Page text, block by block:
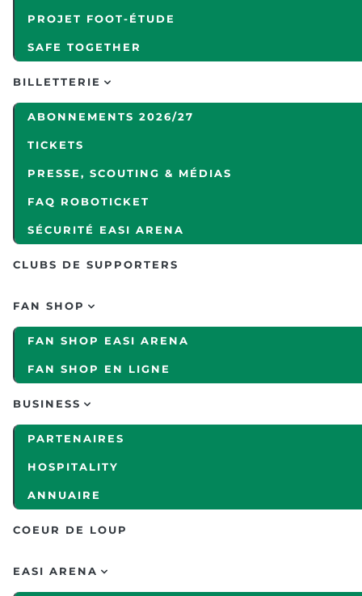
PROJET FOOT-ÉTUDE
SAFE TOGETHER
BILLETTERIE
ABONNEMENTS 2026/27
TICKETS
PRESSE, SCOUTING & MÉDIAS
FAQ ROBOTICKET
SÉCURITÉ EASI ARENA
CLUBS DE SUPPORTERS
FAN SHOP
FAN SHOP EASI ARENA
FAN SHOP EN LIGNE
BUSINESS
PARTENAIRES
HOSPITALITY
ANNUAIRE
COEUR DE LOUP
EASI ARENA